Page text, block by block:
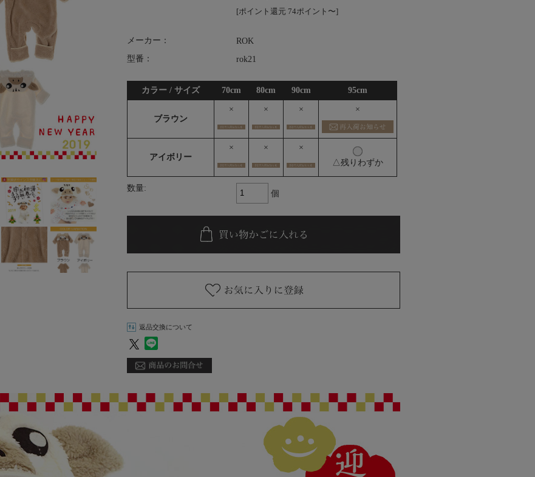
[ポイント還元 74ポイント〜]
メーカー：
ROK
型番：
rok21
カラー / サイズ 70cm 80cm 90cm 95cm
ブラウン
× × × ×
アイボリー
× ×
×
△残りわずか
数量:
個
返品交換について